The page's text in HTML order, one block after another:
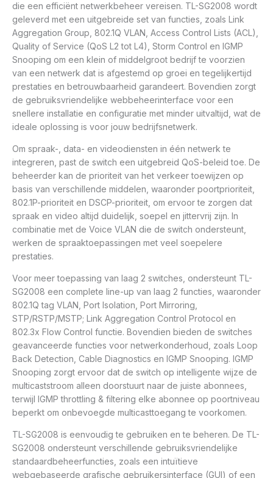
die een efficiënt netwerkbeheer vereisen. TL-SG2008 wordt
geleverd met een uitgebreide set van functies, zoals Link
Aggregation Group, 802.1Q VLAN, Access Control Lists (ACL),
Quality of Service (QoS L2 tot L4), Storm Control en IGMP
Snooping om een klein of middelgroot bedrijf te voorzien
van een netwerk dat is afgestemd op groei en tegelijkertijd
prestaties en betrouwbaarheid garandeert. Bovendien zorgt
de gebruiksvriendelijke webbeheerinterface voor een
snellere installatie en configuratie met minder uitvaltijd, wat de
ideale oplossing is voor jouw bedrijfsnetwerk.
Om spraak-, data- en videodiensten in één netwerk te
integreren, past de switch een uitgebreid QoS-beleid toe. De
beheerder kan de prioriteit van het verkeer toewijzen op
basis van verschillende middelen, waaronder poortprioriteit,
802.1P-prioriteit en DSCP-prioriteit, om ervoor te zorgen dat
spraak en video altijd duidelijk, soepel en jittervrij zijn. In
combinatie met de Voice VLAN die de switch ondersteunt,
werken de spraaktoepassingen met veel soepelere
prestaties.
Voor meer toepassing van laag 2 switches, ondersteunt TL-
SG2008 een complete line-up van laag 2 functies, waaronder
802.1Q tag VLAN, Port Isolation, Port Mirroring,
STP/RSTP/MSTP; Link Aggregation Control Protocol en
802.3x Flow Control functie. Bovendien bieden de switches
geavanceerde functies voor netwerkonderhoud, zoals Loop
Back Detection, Cable Diagnostics en IGMP Snooping. IGMP
Snooping zorgt ervoor dat de switch op intelligente wijze de
multicaststroom alleen doorstuurt naar de juiste abonnees,
terwijl IGMP throttling & filtering elke abonnee op poortniveau
beperkt om onbevoegde multicasttoegang te voorkomen.
TL-SG2008 is eenvoudig te gebruiken en te beheren. De TL-
SG2008 ondersteunt verschillende gebruiksvriendelijke
standaardbeheerfuncties, zoals een intuïtieve
webgebaseerde grafische gebruikersinterface (GUI) of een